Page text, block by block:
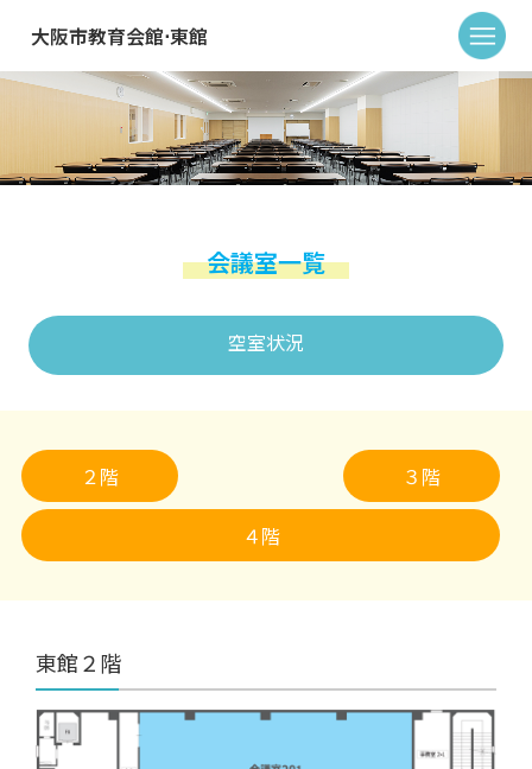
大阪市教育会館⋅東館
会議室一覧
空室状況
２階 ３階
４階
東館２階